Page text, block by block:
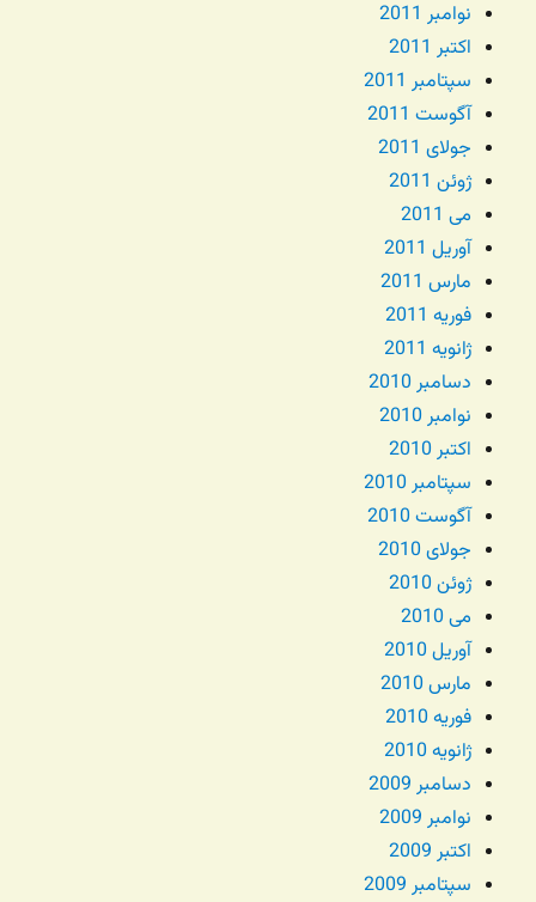
نوامبر 2011
اکتبر 2011
سپتامبر 2011
آگوست 2011
جولای 2011
ژوئن 2011
می 2011
آوریل 2011
مارس 2011
فوریه 2011
ژانویه 2011
دسامبر 2010
نوامبر 2010
اکتبر 2010
سپتامبر 2010
آگوست 2010
جولای 2010
ژوئن 2010
می 2010
آوریل 2010
مارس 2010
فوریه 2010
ژانویه 2010
دسامبر 2009
نوامبر 2009
اکتبر 2009
سپتامبر 2009